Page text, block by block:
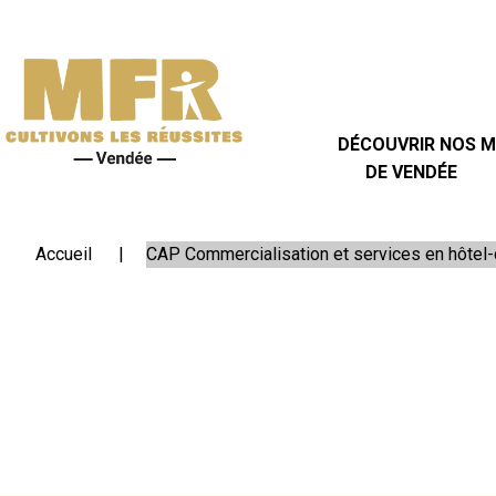
DÉCOUVRIR NOS
DE VENDÉE
NOS
MFR
DE
VENDÉE
FORMER
Accueil CAP Commercialisation et services en